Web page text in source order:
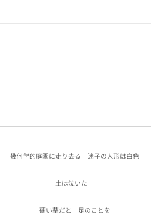
幾何学的庭園に走り去る 迷子の人形は白色
土は泣いた
硬い茎だと 足のことを